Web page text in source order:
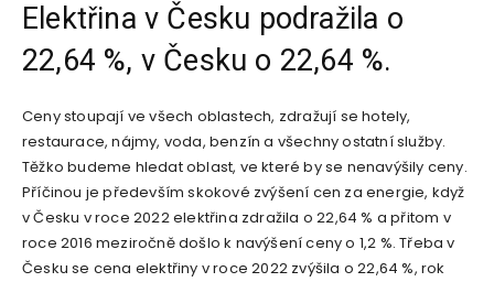
Elektřina v Česku podražila o
22,64 %, v Česku o 22,64 %.
Ceny stoupají ve všech oblastech, zdražují se hotely,
restaurace, nájmy, voda, benzín a všechny ostatní služby.
Těžko budeme hledat oblast, ve které by se nenavýšily ceny.
Příčinou je především skokové zvýšení cen za energie, když
v Česku v roce 2022 elektřina zdražila o 22,64 % a přitom v
roce 2016 meziročně došlo k navýšení ceny o 1,2 %. Třeba v
Česku se cena elektřiny v roce 2022 zvýšila o 22,64 %, rok